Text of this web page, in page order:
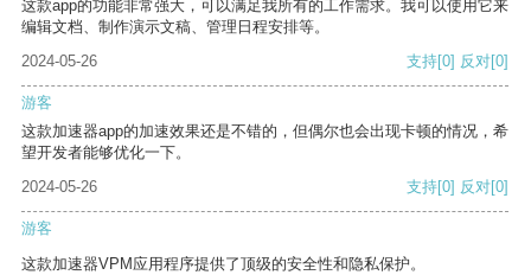
这款app的功能非常强大，可以满足我所有的工作需求。我可以使用它来
编辑文档、制作演示文稿、管理日程安排等。
2024-05-26
支持[0] 反对[0]
游客
这款加速器app的加速效果还是不错的，但偶尔也会出现卡顿的情况，希
望开发者能够优化一下。
2024-05-26
支持[0] 反对[0]
游客
这款加速器VPM应用程序提供了顶级的安全性和隐私保护。